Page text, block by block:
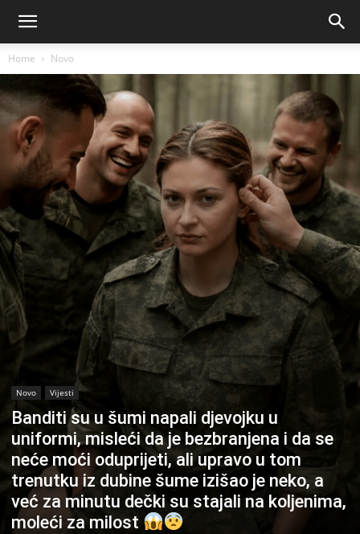
Home Novo
Novo Vijesti
Banditi su u šumi napali djevojku u
uniformi, misleći da je bezbranjena i da se
neće moći oduprijeti, ali upravo u tom
trenutku iz dubine šume izišao je neko, a
već za minutu dečki su stajali na koljenima,
moleći za milost